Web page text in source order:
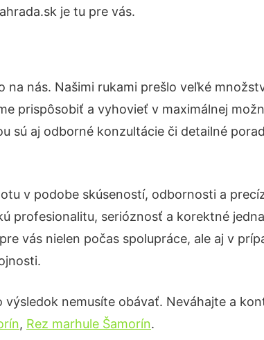
je tu pre vás.
na nás. Našimi rukami prešlo veľké
prispôsobiť a vyhovieť v maximálnej
sú aj odborné konzultácie či detailné
v podobe skúseností, odbornosti a
profesionalitu, serióznosť a korektné
vás nielen počas spolupráce, ale aj v
výsledok nemusíte obávať. Neváhajte a
, Rez marhule Šamorín.